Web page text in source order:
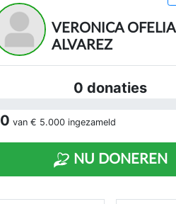
VERONICA OFELIA
ALVAREZ
0 donaties
van € 5.000 ingezameld
NU DONEREN